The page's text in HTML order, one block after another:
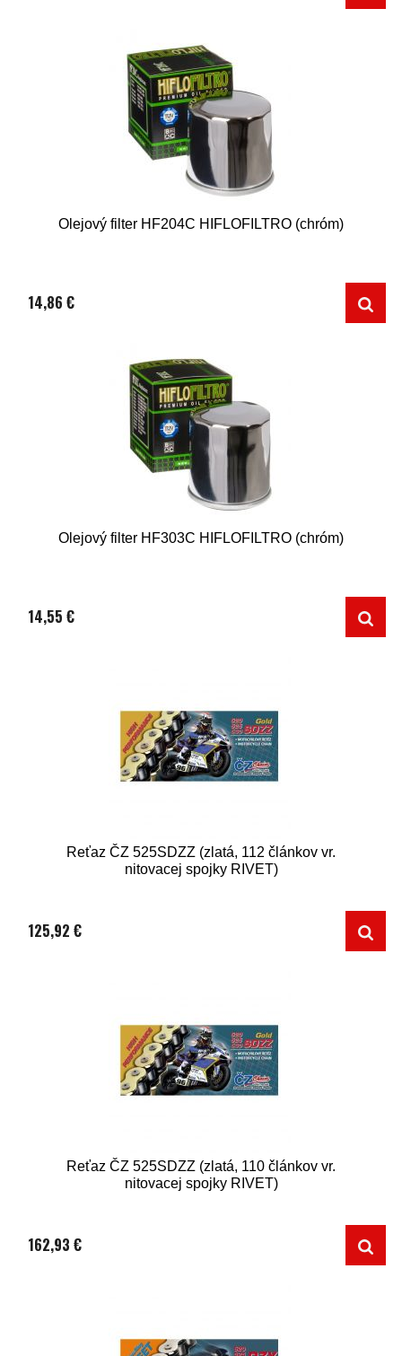
Olejový filter HF204C HIFLOFILTRO (chróm)
14,86 €
Olejový filter HF303C HIFLOFILTRO (chróm)
14,55 €
Reťaz ČZ 525SDZZ (zlatá, 112 článkov vr.
nitovacej spojky RIVET)
125,92 €
Reťaz ČZ 525SDZZ (zlatá, 110 článkov vr.
nitovacej spojky RIVET)
162,93 €